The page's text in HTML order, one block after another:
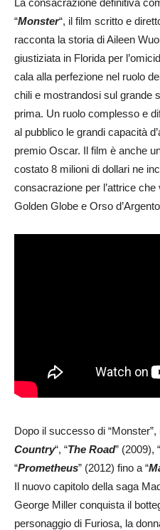
La consacrazione definitiva
“Monster“, il film scritto e
racconta la storia di Aileen
giustiziata in Florida per
cala alla perfezione nel ruolo
chili e mostrandosi sul grande
prima. Un ruolo complesso e
al pubblico le grandi capacità
premio Oscar. Il film è anche
costato 8 milioni di dollari ne
consacrazione per l’attrice
Golden Globe e Orso
Dopo il successo di “Monster”,
Country“, “The Road” (2009), “
“Prometheus” (2012) fino a “
Il nuovo capitolo della saga
George Miller conquista il
personaggio di Furiosa, la